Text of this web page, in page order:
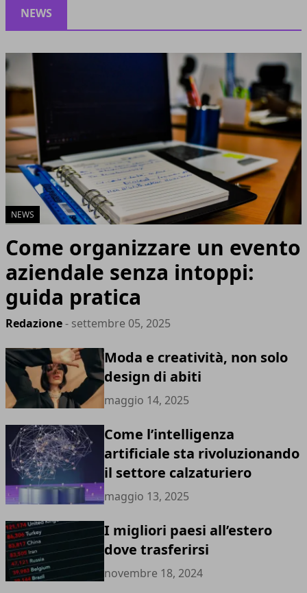
NEWS
NEWS
Come organizzare un evento
aziendale senza intoppi:
guida pratica
Redazione- settembre 05, 2025
Moda e creatività, non solo
design di abiti
maggio 14, 2025
Come l’intelligenza
artificiale sta rivoluzionando
il settore calzaturiero
maggio 13, 2025
I migliori paesi all’estero
dove trasferirsi
novembre 18, 2024